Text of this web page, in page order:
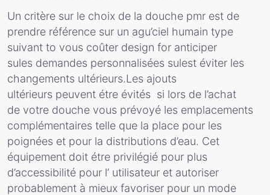
Un critère sur le choix de la douche pmr est de
prendre référence sur un agu’ciel humain type
suivant to vous coûter design for anticiper
sules demandes personnalisées sulest éviter les
changements ultérieurs.Les ajouts
ultérieurs peuvent étre évités si lors de l’achat
de votre douche vous prévoyé les emplacements
complémentaires telle que la place pour les
poignées et pour la distributions d’eau. Cet
équipement doit étre privilégié pour plus
d’accessibilité pour l’ utilisateur et autoriser
probablement à mieux favoriser pour un mode